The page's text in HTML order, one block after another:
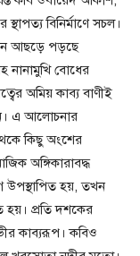
বিনির্মাণে সচল।
আছড়ে পড়ছে
নানামুখি বোধের
অমিয় কাব্য বাণীই
এ আলোচনার
কিছু অংশের
অঙ্গিকারাবদ্ধ
উপস্থাপিত হয়, তখন
হয়। প্রতি দশকের
কাব্যরূপ। কবিও